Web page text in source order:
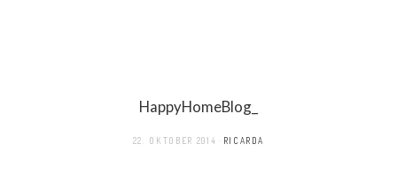
HappyHomeBlog_
22. OKTOBER 2014 RICARDA